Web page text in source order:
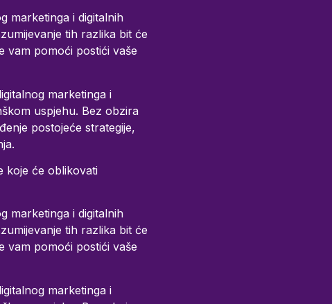
marketinga i digitalnih
tih razlika bit će
vam pomoći postići vaše
marketinga i
uspjehu. Bez obzira
postojeće strategije,
koje će oblikovati
marketinga i digitalnih
tih razlika bit će
vam pomoći postići vaše
marketinga i